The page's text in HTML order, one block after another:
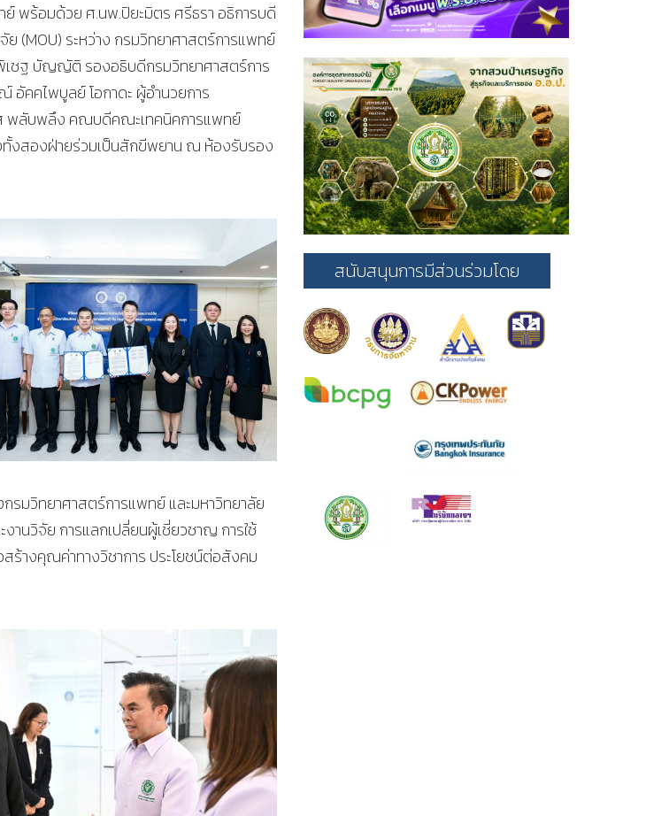
พร้อมด้วย ศ.นพ.ปิยะมิตร ศรีธรา อธิการบดี
(MOU) ระหว่าง กรมวิทยาศาสตร์การแพทย์
เชฐ บัญญัติ รองอธิบดีกรมวิทยาศาสตร์การ
คคไพบูลย์ โอกาดะ ผู้อำนวยการ
พลับพลึง คณบดีคณะเทคนิคการแพทย์
งสองฝ่ายร่วมเป็นสักขีพยาน ณ ห้องรับรอง
กรมวิทยาศาสตร์การแพทย์ และมหาวิทยาลัย
นวิจัย การแลกเปลี่ยนผู้เชี่ยวชาญ การใช้
ร้างคุณค่าทางวิชาการ ประโยชน์ต่อสังคม
สนับสนุนการมีส่วนร่วมโดย